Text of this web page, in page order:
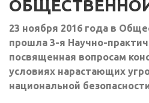
23 ноября 2016 года в
прошла 3-я Научно-
посвященная вопросам
условиях нарастающих
национальной